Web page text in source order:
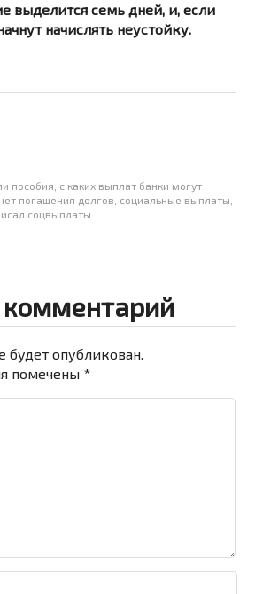
выделится семь дней, и, если
начислять неустойку.
пособия с каких выплат банки могут
погашения долгов социальные выплаты
соцвыплаты
будет опубликован.
помечены *